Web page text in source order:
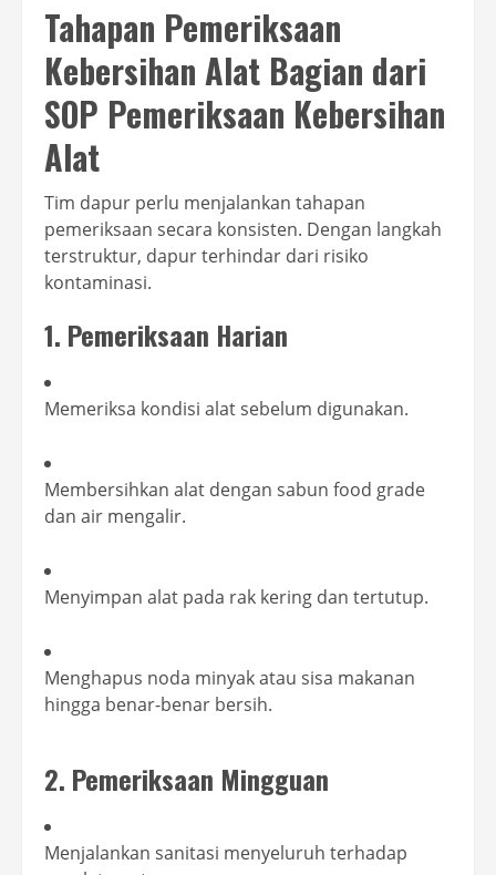
Tahapan Pemeriksaan
Kebersihan Alat Bagian dari
SOP Pemeriksaan Kebersihan
Alat
Tim dapur perlu menjalankan tahapan
pemeriksaan secara konsisten. Dengan langkah
terstruktur, dapur terhindar dari risiko
kontaminasi.
1. Pemeriksaan Harian
Memeriksa kondisi alat sebelum digunakan.
Membersihkan alat dengan sabun food grade
dan air mengalir.
Menyimpan alat pada rak kering dan tertutup.
Menghapus noda minyak atau sisa makanan
hingga benar-benar bersih.
2. Pemeriksaan Mingguan
Menjalankan sanitasi menyeluruh terhadap